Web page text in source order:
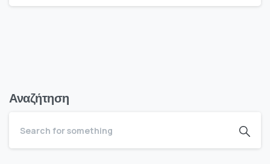
Αναζήτηση